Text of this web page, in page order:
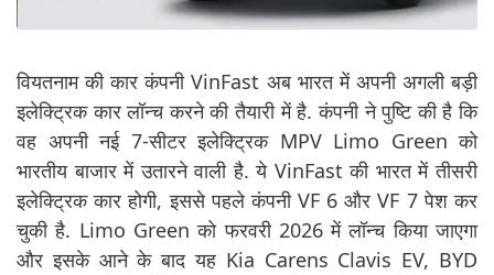
वियतनाम की कार कंपनी VinFast अब भारत में अपनी अगली बड़ी
इलेक्ट्रिक कार लॉन्च करने की तैयारी में है. कंपनी ने पुष्टि की है कि
वह अपनी नई 7-सीटर इलेक्ट्रिक MPV Limo Green को
भारतीय बाजार में उतारने वाली है. ये VinFast की भारत में तीसरी
इलेक्ट्रिक कार होगी, इससे पहले कंपनी VF 6 और VF 7 पेश कर
चुकी है. Limo Green को फरवरी 2026 में लॉन्च किया जाएगा
और इसके आने के बाद यह Kia Carens Clavis EV, BYD